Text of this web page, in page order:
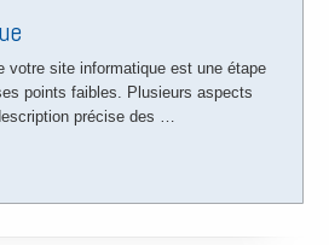
votre site informatique est une étape
points faibles. Plusieurs aspects
précise des …